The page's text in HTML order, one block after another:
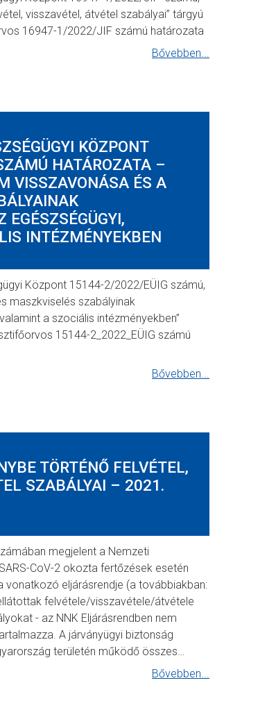
visszavétel, átvétel szabályai” tárgyú
16947-1/2022/JIF számú határozata
Bővebben...
KÖZPONT
HATÁROZATA –
VISSZAVONÁSA ÉS A
EGÉSZSÉGÜGYI,
INTÉZMÉNYEKBEN
Központ 15144-2/2022/EÜIG számú,
maszkviselés szabályinak
a szociális intézményekben”
15144-2_2022_EÜIG számú
Bővebben...
TÖRTÉNŐ FELVÉTEL,
SZABÁLYAI – 2021.
megjelent a Nemzeti
CoV-2 okozta fertőzések esetén
vonatkozó eljárásrendje (a továbbiakban:
felvétele/visszavétele/átvétele
- az NNK Eljárásrendben nem
A járványügyi biztonság
területén működő összes…
Bővebben...